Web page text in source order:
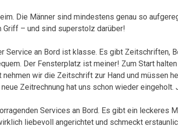
Die Männer sind mindestens genau so
Griff – und sind superstolz darüber!
Service an Bord ist klasse. Es gibt Zeitschriften,
Der Fensterplatz ist meiner! Zum Start
wir die Zeitschrift zur Hand und müssen
Zeitrechnung hat uns schon wieder eingeholt.
Services an Bord. Es gibt ein leckeres
liebevoll angerichtet und schmeckt